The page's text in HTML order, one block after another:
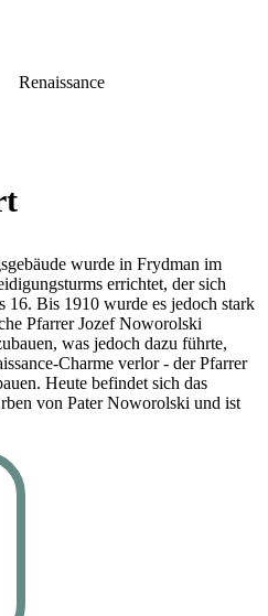
Renaissance
wurde in Frydman im
errichtet, der sich
16. Bis 1910 wurde es jedoch stark
Pfarrer Jozef Noworolski
was jedoch dazu führte,
Charme verlor - der Pfarrer
Heute befindet sich das
von Pater Noworolski und ist